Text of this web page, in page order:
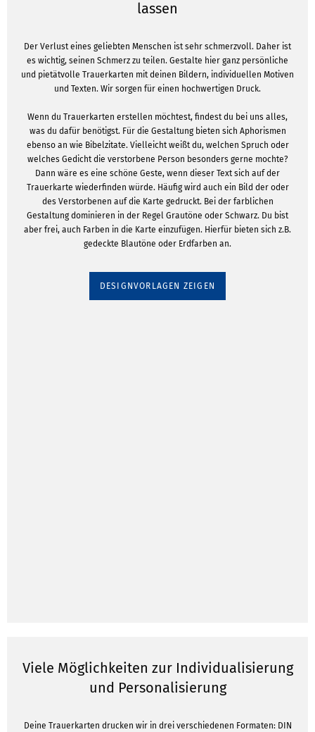
lassen
Der Verlust eines geliebten Menschen ist sehr schmerzvoll. Daher ist
es wichtig, seinen Schmerz zu teilen. Gestalte hier ganz persönliche
und pietätvolle Trauerkarten mit deinen Bildern, individuellen Motiven
und Texten. Wir sorgen für einen hochwertigen Druck.
Wenn du Trauerkarten erstellen möchtest, findest du bei uns alles,
was du dafür benötigst. Für die Gestaltung bieten sich Aphorismen
ebenso an wie Bibelzitate. Vielleicht weißt du, welchen Spruch oder
welches Gedicht die verstorbene Person besonders gerne mochte?
Dann wäre es eine schöne Geste, wenn dieser Text sich auf der
Trauerkarte wiederfinden würde. Häufig wird auch ein Bild der oder
des Verstorbenen auf die Karte gedruckt. Bei der farblichen
Gestaltung dominieren in der Regel Grautöne oder Schwarz. Du bist
aber frei, auch Farben in die Karte einzufügen. Hierfür bieten sich z.B.
gedeckte Blautöne oder Erdfarben an.
DESIGNVORLAGEN ZEIGEN
Viele Möglichkeiten zur Individualisierung
und Personalisierung
Deine Trauerkarten drucken wir in drei verschiedenen Formaten: DIN